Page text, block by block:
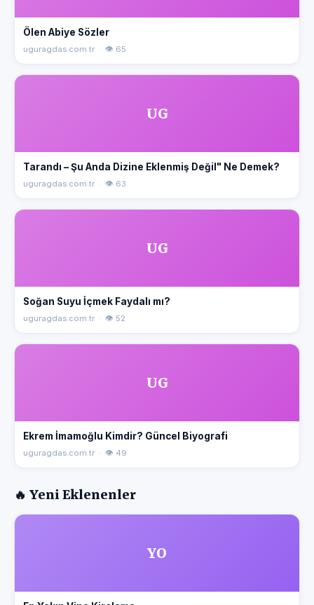
Ölen Abiye Sözler
uguragdas.com.tr · 👁 65
UG
Tarandı – Şu Anda Dizine Eklenmiş Değil" Ne Demek?
uguragdas.com.tr · 👁 63
UG
Soğan Suyu İçmek Faydalı mı?
uguragdas.com.tr · 👁 52
UG
Ekrem İmamoğlu Kimdir? Güncel Biyografi
uguragdas.com.tr · 👁 49
🔥 Yeni Eklenenler
YO